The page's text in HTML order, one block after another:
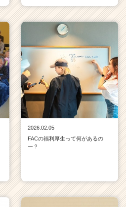
2026.02.05
FACの福利厚生って何があるの
ー？